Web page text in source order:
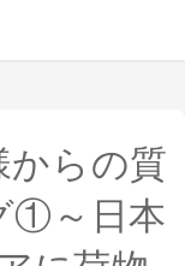
らの質
①～日本